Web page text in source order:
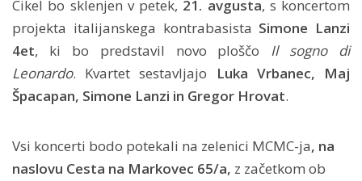
Cikel bo sklenjen v petek, 21. avgusta, s koncertom
projekta italijanskega kontrabasista Simone Lanzi
4et, ki bo predstavil novo ploščo Il sogno di
Leonardo. Kvartet sestavljajo
Luka Vrbanec, Maj
Špacapan, Simone Lanzi in Gregor Hrovat.
Vsi koncerti bodo potekali na zelenici MCMC-ja, na
naslovu Cesta na Markovec 65/a, z začetkom ob